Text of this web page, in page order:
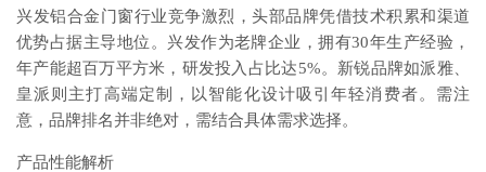
兴发铝合金门窗行业竞争激烈，头部品牌凭借技术积累和渠道
优势占据主导地位。兴发作为老牌企业，拥有30年生产经验，
年产能超百万平方米，研发投入占比达5%。新锐品牌如派雅、
皇派则主打高端定制，以智能化设计吸引年轻消费者。需注
意，品牌排名并非绝对，需结合具体需求选择。
产品性能解析